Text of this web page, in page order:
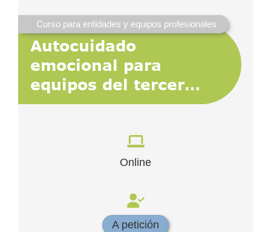
Curso para entidades y equipos profesionales
Autocuidado
emocional para
equipos del tercer
sector
Online
A petición